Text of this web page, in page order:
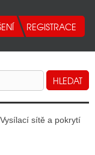
sítě a pokrytí